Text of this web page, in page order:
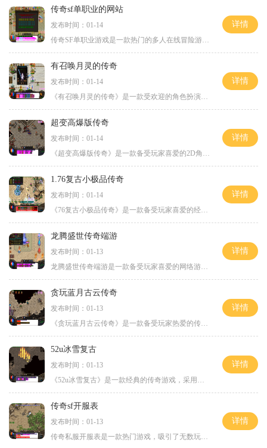
传奇sf单职业的网站
发布时间：01-14
传奇SF单职业游戏是一款热门的多人在线冒险游戏，玩家可以在其中体验到刺激的战斗、丰富的角色职业选择以及精彩的社交互动。作为一款经典的游戏类型，传奇SF单职业游戏一直以来
详情
有召唤月灵的传奇
发布时间：01-14
《有召唤月灵的传奇》是一款受欢迎的角色扮演类游戏。游戏的背景设定在一个富有魔幻色彩的世界中，玩家将扮演一位召唤师，通过召唤月灵的力量，探索冒险世界，完成各种任务和
详情
超变高爆版传奇
发布时间：01-14
《超变高爆版传奇》是一款备受玩家喜爱的2D角色扮演游戏，它采用万人在线的模式，为玩家提供了丰富多彩的玩法和极具挑战性的冒险体验。在这个游戏中，玩家可以与其他玩家互动，
详情
1.76复古小极品传奇
发布时间：01-14
《76复古小极品传奇》是一款备受玩家喜爱的经典传奇游戏。这款游戏以其独特的剧情、丰富的游戏玩法和精美的画面设计而闻名于世。下面将为大家详细介绍这款游戏的具体玩法。游戏
详情
龙腾盛世传奇端游
发布时间：01-13
龙腾盛世传奇端游是一款备受玩家喜爱的网络游戏，其独特的玩法和丰富的内容吸引了无数的游戏爱好者。在这个广阔的虚拟世界中，玩家可以体验到各种刺激的冒险和激烈的战斗，让
详情
贪玩蓝月古云传奇
发布时间：01-13
《贪玩蓝月古云传奇》是一款备受玩家热爱的传奇类角色扮演游戏。游戏采用3D画面，拥有丰富的剧情故事和多样化的游戏玩法。下面将为大家详细介绍这款游戏的具体玩法。游戏中有众
详情
52u冰雪复古
发布时间：01-13
《52u冰雪复古》是一款经典的传奇游戏，采用了2D游戏画面，让玩家重回传奇的世界。这款游戏以角色扮演为核心，拥有万人在线的特点，玩家可以与其他玩家进行互动，一起冒险、打怪
详情
传奇sf开服表
发布时间：01-13
传奇私服开服表是一款热门游戏，吸引了无数玩家的关注和参与。作为一款传统的MMORPG游戏，传奇私服开服表秉承了传奇系列游戏一贯的玩法风格，以其独特的设定、丰富的游戏内容和
详情